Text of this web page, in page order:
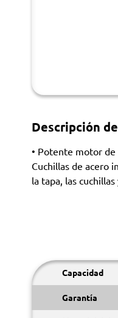
Descripción
• Potente motor de
Cuchillas de acero
la tapa, las
Capacidad
Garantía